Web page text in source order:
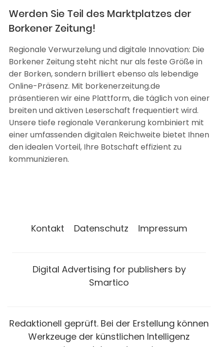
Werden Sie Teil des Marktplatzes der
Borkener Zeitung!
Regionale Verwurzelung und digitale Innovation: Die
Borkener Zeitung steht nicht nur als feste Größe in
der Borken, sondern brilliert ebenso als lebendige
Online-Präsenz. Mit borkenerzeitung.de
präsentieren wir eine Plattform, die täglich von einer
breiten und aktiven Leserschaft frequentiert wird.
Unsere tiefe regionale Verankerung kombiniert mit
einer umfassenden digitalen Reichweite bietet Ihnen
den idealen Vorteil, Ihre Botschaft effizient zu
kommunizieren.
Kontakt Datenschutz Impressum
Digital Advertising for publishers by
Smartico
Redaktionell geprüft. Bei der Erstellung können
Werkzeuge der künstlichen Intelligenz